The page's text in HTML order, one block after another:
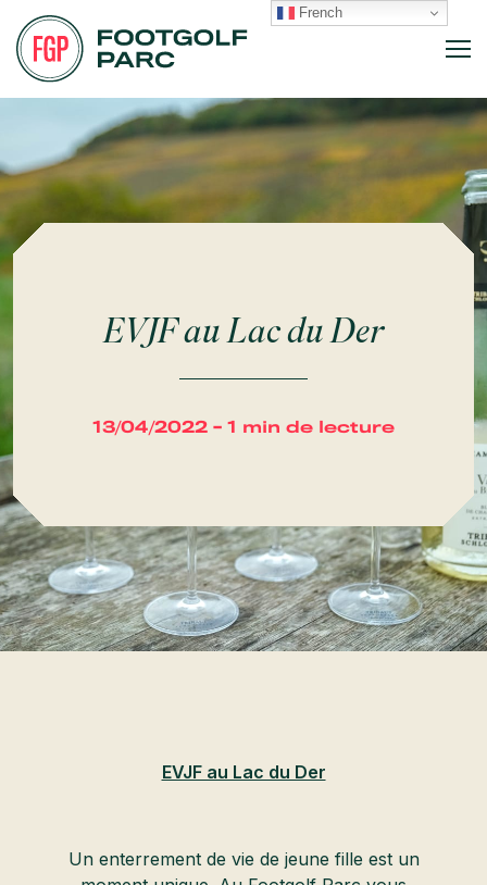
EVJF au Lac du Der
13/04/2022 - 1 min de lecture
EVJF au Lac du Der
Un enterrement de vie de jeune fille est un
French